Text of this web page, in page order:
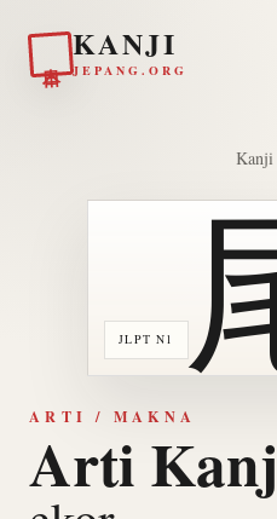
KANJI
JEPANG.ORG
Kanji
JLPT N1
ARTI / MAKNA
Arti